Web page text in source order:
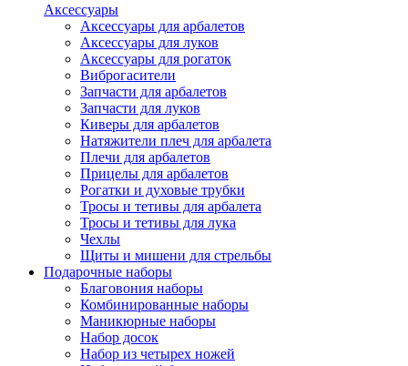
Аксессуары
Аксессуары для арбалетов
Аксессуары для луков
Аксессуары для рогаток
Виброгасители
Запчасти для арбалетов
Запчасти для луков
Киверы для арбалетов
Натяжители плеч для арбалета
Плечи для арбалетов
Прицелы для арбалетов
Рогатки и духовые трубки
Тросы и тетивы для арбалета
Тросы и тетивы для лука
Чехлы
Щиты и мишени для стрельбы
Подарочные наборы
Благовония наборы
Комбинированные наборы
Маникюрные наборы
Набор досок
Набор из четырех ножей